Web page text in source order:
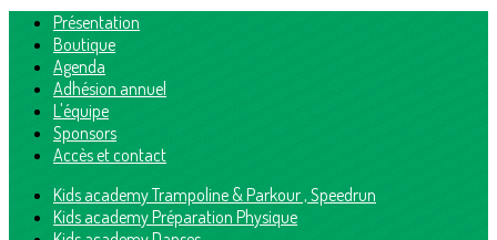
Présentation
Boutique
Agenda
Adhésion annuel
L'équipe
Sponsors
Accès et contact
Kids academy Trampoline & Parkour , Speedrun
Kids academy Préparation Physique